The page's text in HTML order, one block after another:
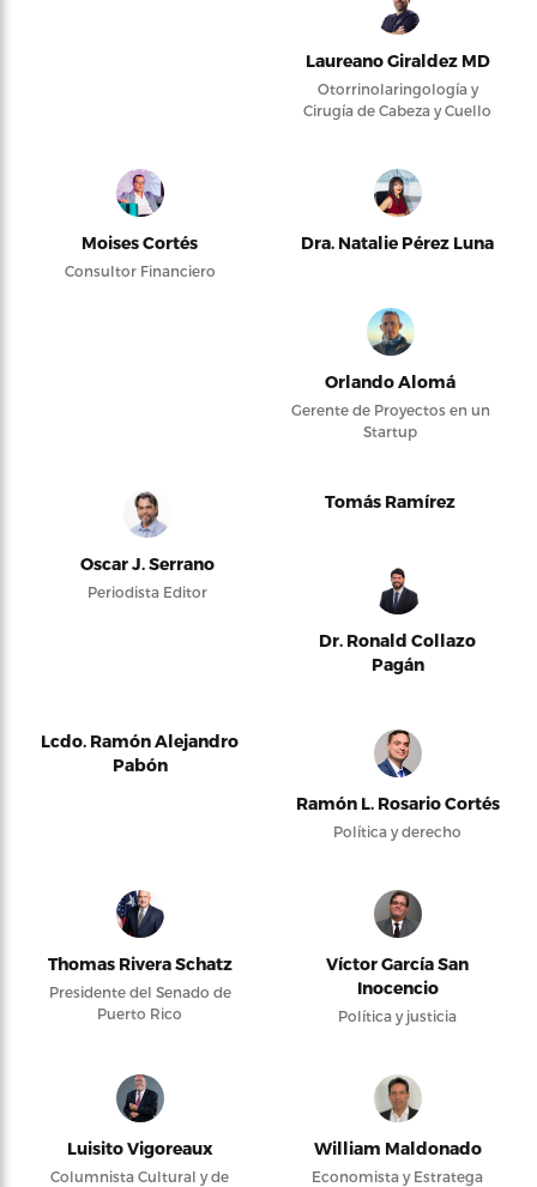
Laureano Giraldez MD
Otorrinolaringología y
Cirugía de Cabeza y Cuello
Moises Cortés
Consultor Financiero
Dra. Natalie Pérez Luna
Orlando Alomá
Gerente de Proyectos en un
Startup
Oscar J. Serrano
Periodista Editor
Tomás Ramírez
Dr. Ronald Collazo
Pagán
Lcdo. Ramón Alejandro
Pabón
Ramón L. Rosario Cortés
Política y derecho
Thomas Rivera Schatz
Presidente del Senado de
Puerto Rico
Víctor García San
Inocencio
Política y justicia
Luisito Vigoreaux
Columnista Cultural y de
William Maldonado
Economista y Estratega